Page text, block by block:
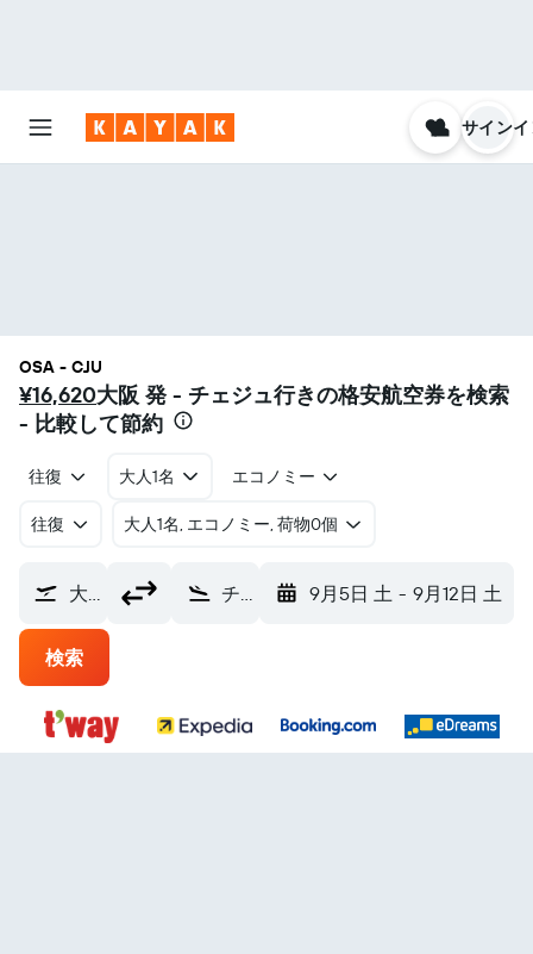
サイン
OSA - CJU
¥16,620大阪 発 - チェジュ​行きの格安航空券を検索
- 比較して節約
往復 大人1名 エコノミー
往復 ​大人1名, エコノミー, 荷物0個
大阪市 (OSA) チェジュ 済州国際空港 (CJU) 9月5日 土 - 9月12日 土
検索